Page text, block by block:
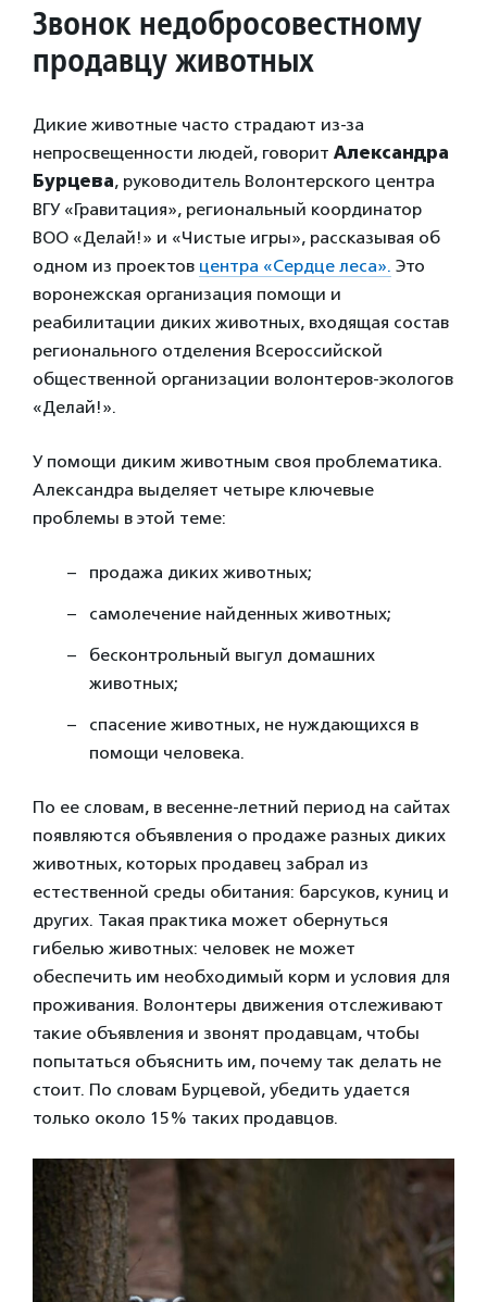
Звонок недобросовестному
продавцу животных
Дикие животные часто страдают из-за
непросвещенности людей, говорит Александра
Бурцева, руководитель Волонтерского центра
ВГУ «Гравитация», региональный координатор
ВОО «Делай!» и «Чистые игры», рассказывая об
одном из проектов центра «Сердце леса». Это
воронежская организация помощи и
реабилитации диких животных, входящая состав
регионального отделения Всероссийской
общественной организации волонтеров-экологов
«Делай!».
У помощи диким животным своя проблематика.
Александра выделяет четыре ключевые
проблемы в этой теме:
продажа диких животных;
самолечение найденных животных;
бесконтрольный выгул домашних
животных;
спасение животных, не нуждающихся в
помощи человека.
По ее словам, в весенне-летний период на сайтах
появляются объявления о продаже разных диких
животных, которых продавец забрал из
естественной среды обитания: барсуков, куниц и
других. Такая практика может обернуться
гибелью животных: человек не может
обеспечить им необходимый корм и условия для
проживания. Волонтеры движения отслеживают
такие объявления и звонят продавцам, чтобы
попытаться объяснить им, почему так делать не
стоит. По словам Бурцевой, убедить удается
только около 15% таких продавцов.